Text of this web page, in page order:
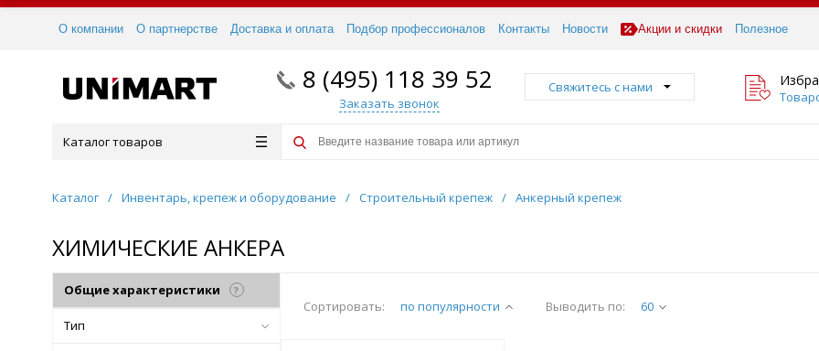
О компании О партнерстве Доставка и оплата Подбор профессионалов Контакты Новости Акции и скидки Полезное
8 (495) 118 39 52
Заказать звонок
Свяжитесь с нами
Каталог товаров
Каталог / Инвентарь, крепеж и оборудование / Строительный крепеж / Анкерный крепеж
ХИМИЧЕСКИЕ АНКЕРА
Сортировать: по популярности Выводить по: 60
Общие характеристики ?
Тип